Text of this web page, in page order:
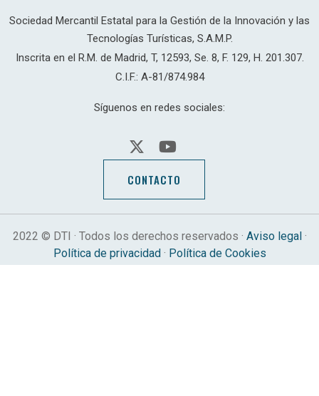
Sociedad Mercantil Estatal para la Gestión de la Innovación y las
Tecnologías Turísticas, S.A.M.P.
Inscrita en el R.M. de Madrid, T, 12593, Se. 8, F. 129, H. 201.307.
C.I.F.: A-81/874.984
Síguenos en redes sociales:
CONTACTO
2022 © DTI · Todos los derechos reservados · Aviso legal·
Política de privacidad· Política de Cookies